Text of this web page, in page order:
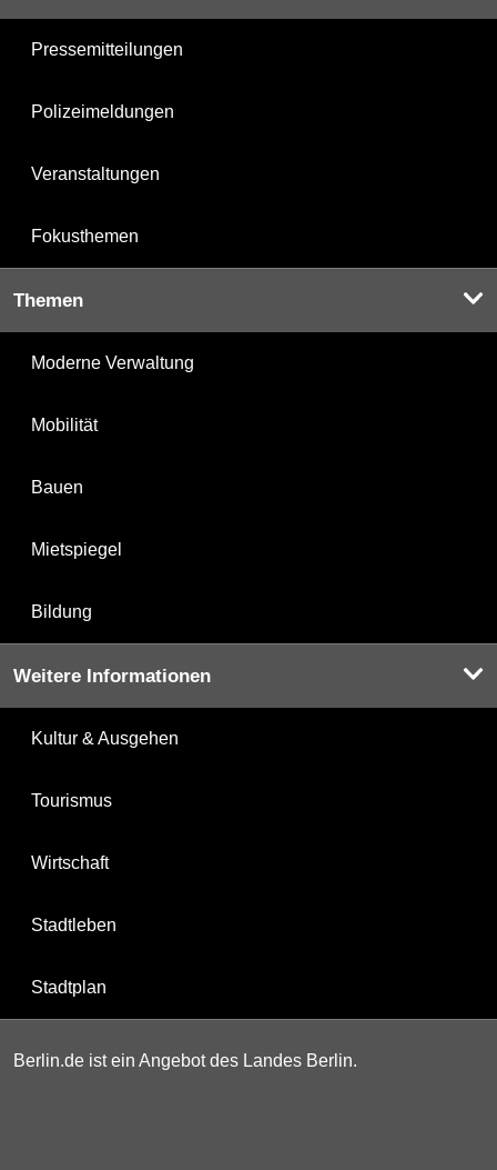
Pressemitteilungen
Polizeimeldungen
Veranstaltungen
Fokusthemen
Themen
Moderne Verwaltung
Mobilität
Bauen
Mietspiegel
Bildung
Weitere Informationen
Kultur & Ausgehen
Tourismus
Wirtschaft
Stadtleben
Stadtplan
Berlin.de ist ein Angebot des Landes Berlin.